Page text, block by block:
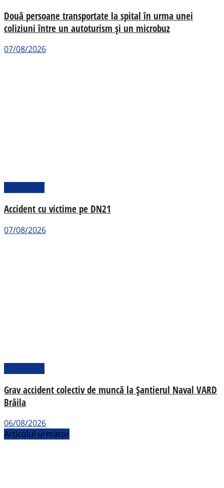
Două persoane transportate la spital în urma unei
coliziuni între un autoturism și un microbuz
07/08/2026
Accident cu victime pe DN21
07/08/2026
Grav accident colectiv de muncă la Șantierul Naval VARD
Brăila
06/08/2026
Articolul următor